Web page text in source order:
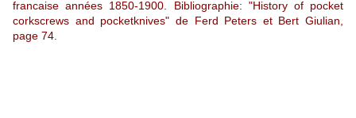
francaise années 1850-1900. Bibliographie: "History of pocket
corkscrews and pocketknives" de Ferd Peters et Bert Giulian,
page 74.